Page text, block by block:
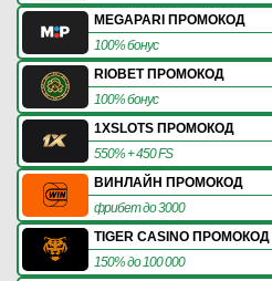
MEGAPARI ПРОМОКОД
100% бонус
RIOBET ПРОМОКОД
100% бонус
1XSLOTS ПРОМОКОД
550% + 450 FS
ВИНЛАЙН ПРОМОКОД
фрибет до 3000
TIGER CASINO ПРОМОКОД
150% до 100 000